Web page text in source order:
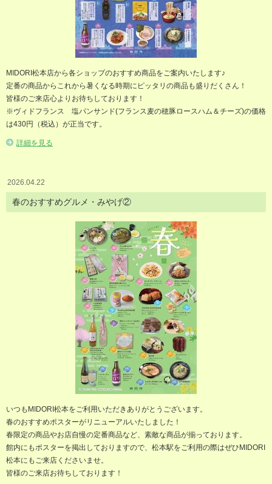
MIDORI松本店から各ショップのおすすめ商品をご案内いたします♪
定番の商品からこれから暑くなる時期にピッタリの商品も盛りだくさん！
皆様のご来店心よりお待ちしております！
※ヴィドフランス 塩パンサンド(フランス麦の穂豚ロースハム＆チーズ)の価格
は430円（税込）が正当です。
詳細を見る
2026.04.22
春のおすすめグルメ・みやげ②
いつもMIDORI松本をご利用いただきありがとうございます。
春のおすすめポスターがリニューアルいたしました！
春限定の商品やお店自慢の定番商品など、素敵な商品が揃っております。
館内にもポスターを掲出しておりますので、松本駅をご利用の際はぜひMIDORI
松本にもご来店くださいませ。
皆様のご来店お待ちしております！